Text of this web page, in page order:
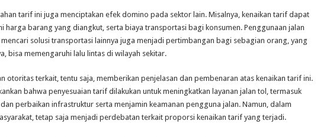
tarif ini juga menciptakan efek domino pada sektor lain. Misalnya, kenaikan tarif dapat
harga barang yang diangkut, serta biaya transportasi bagi konsumen. Penggunaan jalan
solusi transportasi lainnya juga menjadi pertimbangan bagi sebagian orang, yang
bisa memengaruhi lalu lintas di wilayah sekitar.
otoritas terkait, tentu saja, memberikan penjelasan dan pembenaran atas kenaikan tarif ini.
bahwa penyesuaian tarif dilakukan untuk meningkatkan layanan jalan tol, termasuk
perbaikan infrastruktur serta menjamin keamanan pengguna jalan. Namun, dalam
tetap saja menjadi perdebatan terkait proporsi kenaikan tarif yang terjadi.